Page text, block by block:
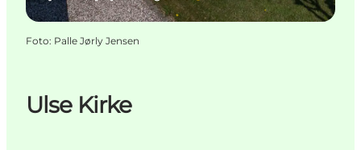
Ulse Kirke
Foto: Palle Jørly Jensen